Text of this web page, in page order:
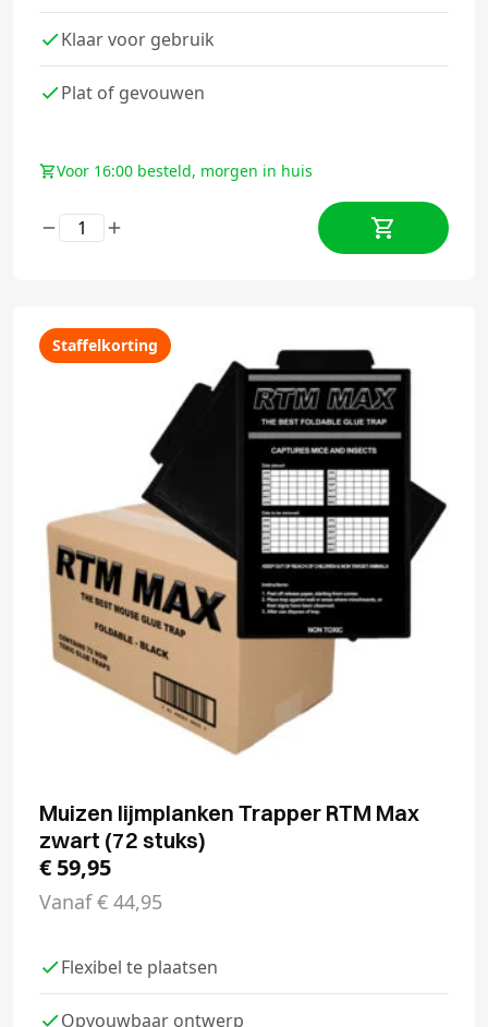
Klaar voor gebruik
Plat of gevouwen
Voor 16:00 besteld, morgen in huis
Staffelkorting
Muizen lijmplanken Trapper RTM Max
zwart (72 stuks)
€ 59,95
Vanaf€ 44,95
Flexibel te plaatsen
Opvouwbaar ontwerp